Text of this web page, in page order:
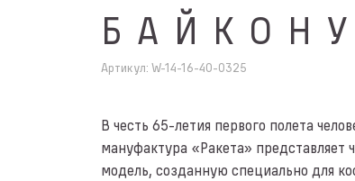
Артикул: W-14-16-40-0325
В честь 65-летия первого полета
мануфактура «Ракета»
модель, созданную специально для